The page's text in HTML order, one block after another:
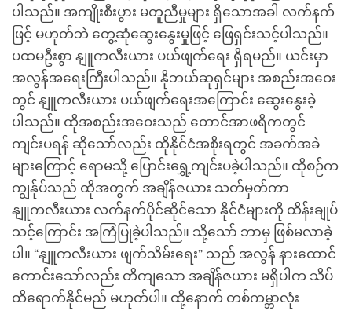
ပါသည်။ အကျိုးစီးပွား မတူညီမှုများ ရှိသောအခါ လက်နက်
ဖြင့် မဟုတ်ဘဲ တွေ့ဆုံဆွေးနွေးမှုဖြင့် ဖြေရှင်းသင့်ပါသည်။
ပထမဦးစွာ နျူကလီးယား ပယ်ဖျက်ရေး ရှိရမည်။ ယင်းမှာ
အလွန်အရေးကြီးပါသည်။ နိုဘယ်ဆုရှင်များ အစည်းအဝေး
တွင် နျူကလီးယား ပယ်ဖျက်ရေးအကြောင်း ဆွေးနွေးခဲ့
ပါသည်။ ထိုအစည်းအဝေးသည် တောင်အာဖရိကတွင်
ကျင်းပရန် ဆိုသော်လည်း ထိုနိုင်ငံအစိုးရတွင် အခက်အခဲ
များကြောင့် ရောမသို့ ပြောင်းရွှေ့ကျင်းပခဲ့ပါသည်။ ထိုစဉ်က
ကျွန်ုပ်သည် ထိုအတွက် အချိန်ဇယား သတ်မှတ်ကာ
နျူကလီးယား လက်နက်ပိုင်ဆိုင်သော နိုင်ငံများကို ထိန်းချုပ်
သင့်ကြောင်း အကြံပြုခဲ့ပါသည်။ သို့သော် ဘာမှ ဖြစ်မလာခဲ့
ပါ။ “နျူကလီးယား ဖျက်သိမ်းရေး” သည် အလွန် နားထောင်
ကောင်းသော်လည်း တိကျသော အချိန်ဇယား မရှိပါက သိပ်
ထိရောက်နိုင်မည် မဟုတ်ပါ။ ထို့နောက် တစ်ကမ္ဘာလုံး